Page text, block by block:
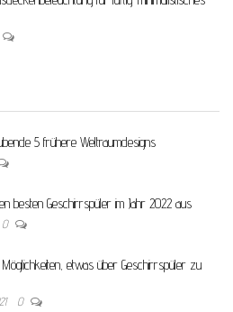
5 frühere Weltraumdesigns
besten Geschirrspüler im Jahr 2022 aus
0
etwas über Geschirrspüler zu
0